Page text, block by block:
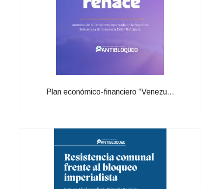
Plan económico-financiero “Venezu...